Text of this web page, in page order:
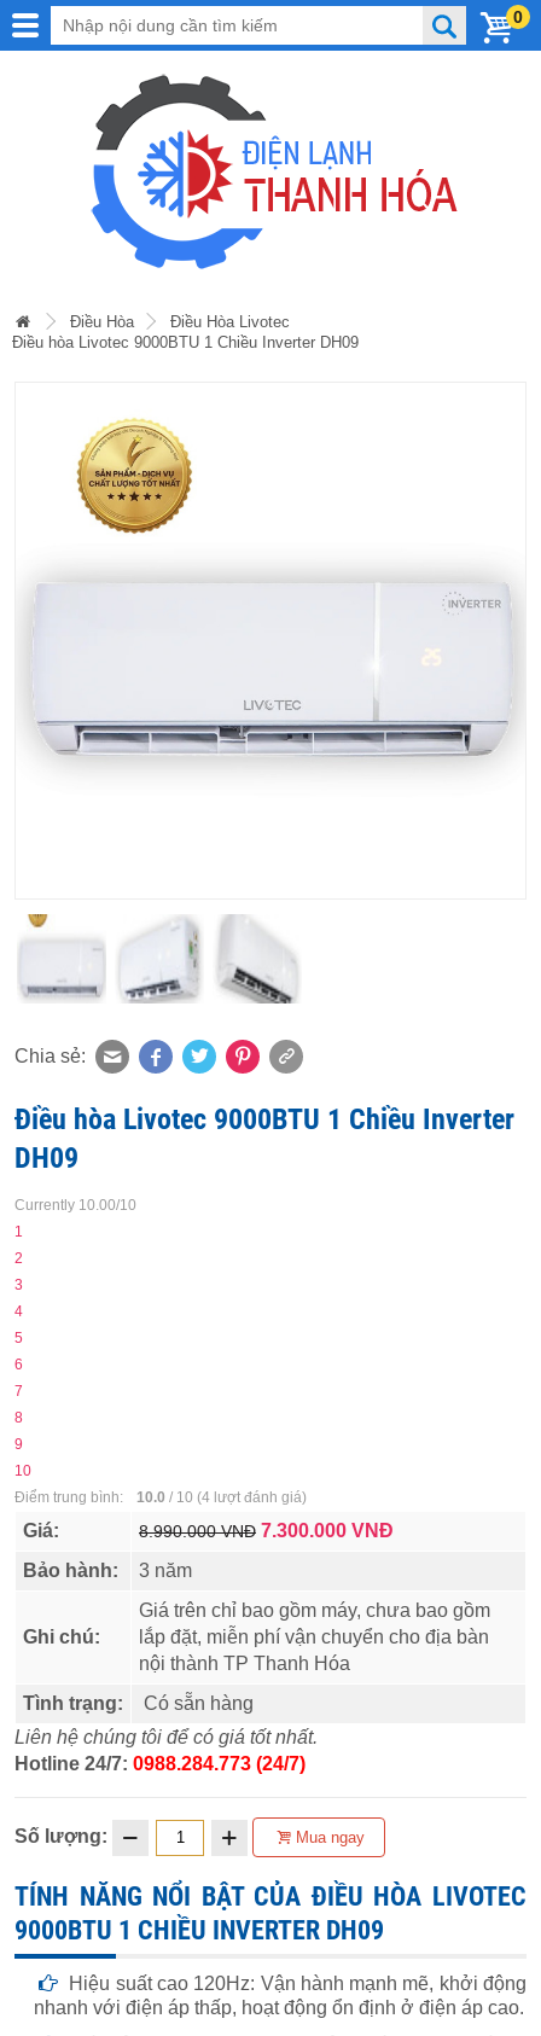
0
Điều Hòa
Điều Hòa Livotec
Điều hòa Livotec 9000BTU 1 Chiều Inverter DH09
Chia sẻ:
Điều hòa Livotec 9000BTU 1 Chiều Inverter
DH09
Currently 10.00/10
1
2
3
4
5
6
7
8
9
10
Điểm trung bình:
10.0 / 10 (4 lượt đánh giá)
Giá: 8.990.000 VNĐ 7.300.000 VNĐ
Bảo hành:
3 năm
Ghi chú:
Giá trên chỉ bao gồm máy, chưa bao gồm
lắp đặt, miễn phí vận chuyển cho địa bàn
nội thành TP Thanh Hóa
Tình trạng:
Có sẵn hàng
Liên hệ chúng tôi để có giá tốt nhất.
Hotline 24/7: 0988.284.773 (24/7)
Số lượng: Mua ngay
TÍNH NĂNG NỔI BẬT CỦA ĐIỀU HÒA LIVOTEC
9000BTU 1 CHIỀU INVERTER DH09
Hiệu suất cao 120Hz: Vận hành mạnh mẽ, khởi động
nhanh với điện áp thấp, hoạt động ổn định ở điện áp cao.